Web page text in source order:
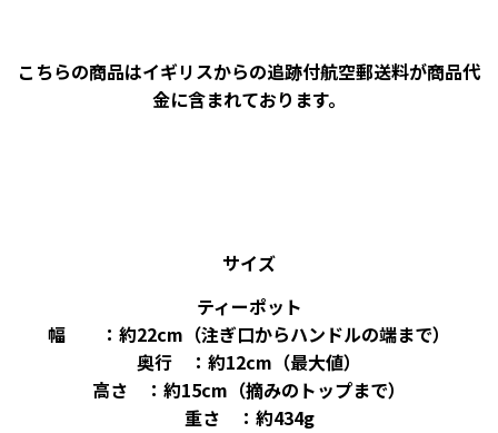
こちらの商品はイギリスからの追跡付航空郵送料が商品代
金に含まれております。
サイズ
ティーポット
幅 ：約22cm（注ぎ口からハンドルの端まで）
奥行 ：約12cm（最大値）
高さ ：約15cm（摘みのトップまで）
重さ ：約434g